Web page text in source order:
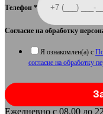
Телефон *
Согласие на обработку
Я ознакомлен(а) с
согласие на обработку
Ежедневно с 08.00 до